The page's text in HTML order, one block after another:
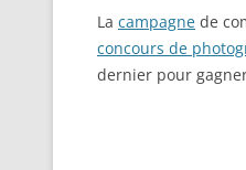
La campagne de
concours de
dernier pour